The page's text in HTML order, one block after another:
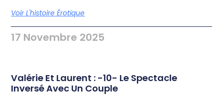
Voir L'histoire Érotique
17 Novembre 2025
Valérie Et Laurent : -10- Le Spectacle
Inversé Avec Un Couple